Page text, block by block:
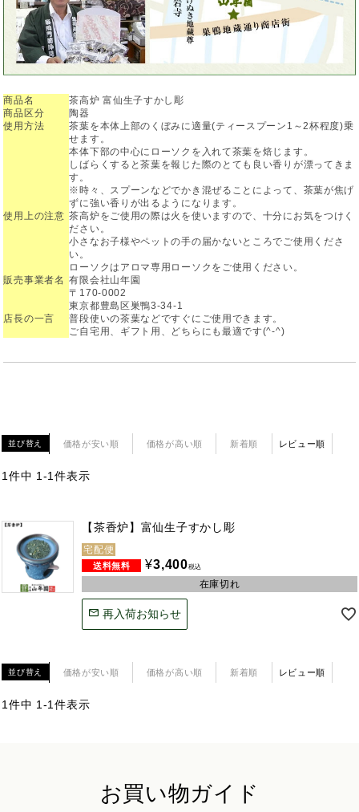
商品名
茶高炉 富仙生子すかし彫
商品区分
陶器
使用方法
茶葉を本体上部のくぼみに適量(ティースプーン1～2杯程度)乗
せます。
本体下部の中心にローソクを入れて茶葉を焙じます。
しばらくすると茶葉を報じた際のとても良い香りが漂ってきま
す。
※時々、スプーンなどでかき混ぜることによって、茶葉が焦げ
ずに強い香りが出るようになります。
使用上の注意 茶高炉をご使用の際は火を使いますので、十分にお気をつけく
ださい。
小さなお子様やペットの手の届かないところでご使用くださ
い。
ローソクはアロマ専用ローソクをご使用ください。
販売事業者名
有限会社山年園
〒170-0002
東京都豊島区巣鴨3-34-1
店長の一言
普段使いの茶葉などですぐにご使用できます。
ご自宅用、ギフト用、どちらにも最適です(^-^)
並び替え 価格が安い順 価格が高い順 新着順 レビュー順
1 件中 1 -1件表示
【茶香炉】富仙生子すかし彫
宅配便
¥3,400税込
在庫切れ
再入荷お知らせ
並び替え 価格が安い順 価格が高い順 新着順 レビュー順
1 件中 1 -1件表示
お買い物ガイド